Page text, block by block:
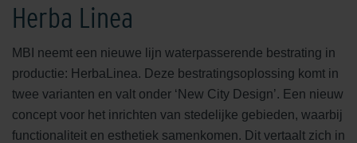
Herba Linea
MBI neemt een nieuwe lijn waterpasserende bestrating in
productie: HerbaLinea. Deze bestratingsoplossing komt in
twee varianten en valt onder ‘New City Design’. Een nieuw
concept voor het inrichten van stedelijke gebieden, waarbij
functionaliteit en esthetiek samenkomen. Dit vertaalt zich in